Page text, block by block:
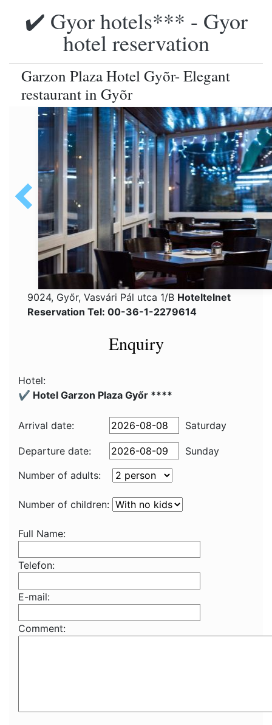
✔️ Gyor hotels*** - Gyor
hotel reservation
Garzon Plaza Hotel Gyõr- Elegant
restaurant in Gyõr
9024, Győr, Vasvári Pál utca 1/B Hoteltelnet
Reservation Tel: 00-36-1-2279614
Enquiry
Hotel:
✔️ Hotel Garzon Plaza Győr ****
Arrival date: Saturday
Departure date:
Sunday
Number of adults:
Number of children:
Full Name:
Telefon:
E-mail:
Comment: